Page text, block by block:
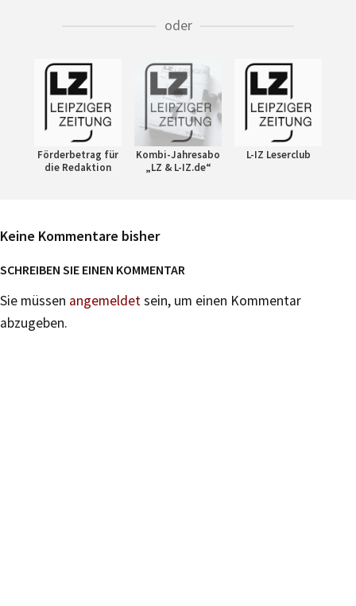
oder
Förderbetrag für
die Redaktion
Kombi-Jahresabo
„LZ & L-IZ.de“
L-IZ Leserclub
Keine Kommentare bisher
SCHREIBEN SIE EINEN KOMMENTAR
Sie müssen angemeldetsein, um einen Kommentar
abzugeben.